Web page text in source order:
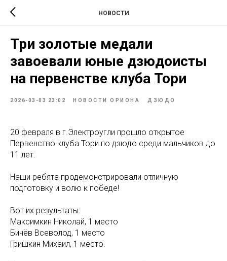
НОВОСТИ
Три золотые медали
завоевали юные дзюдоисты
на первенстве клуба Тори
2026-03-03 23:02 НОВОСТИ ОРИОНА ДЗЮДО
20 февраля в г.Электроугли прошло открытое
Первенство клуба Тори по дзюдо среди мальчиков до
11 лет.
Наши ребята продемонстрировали отличную
подготовку и волю к победе!
Вот их результаты:
Максимкин Николай, 1 место
Бичёв Всеволод, 1 место
Гришкин Михаил, 1 место.